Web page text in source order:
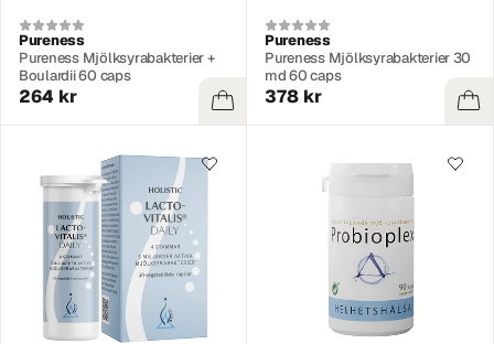
Pureness
Pureness Mjölksyrabakterier +
Boulardii 60 caps
264 kr
Pureness
Pureness Mjölksyrabakterier 30
md 60 caps
378 kr